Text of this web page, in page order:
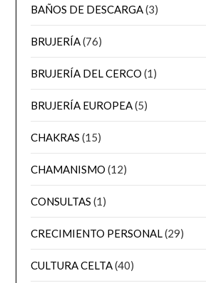
BAÑOS DE DESCARGA(3)
BRUJERÍA(76)
BRUJERÍA DEL CERCO (1)
BRUJERÍA EUROPEA(5)
CHAKRAS (15)
CHAMANISMO (12)
CONSULTAS (1)
CRECIMIENTO PERSONAL(29)
CULTURA CELTA(40)